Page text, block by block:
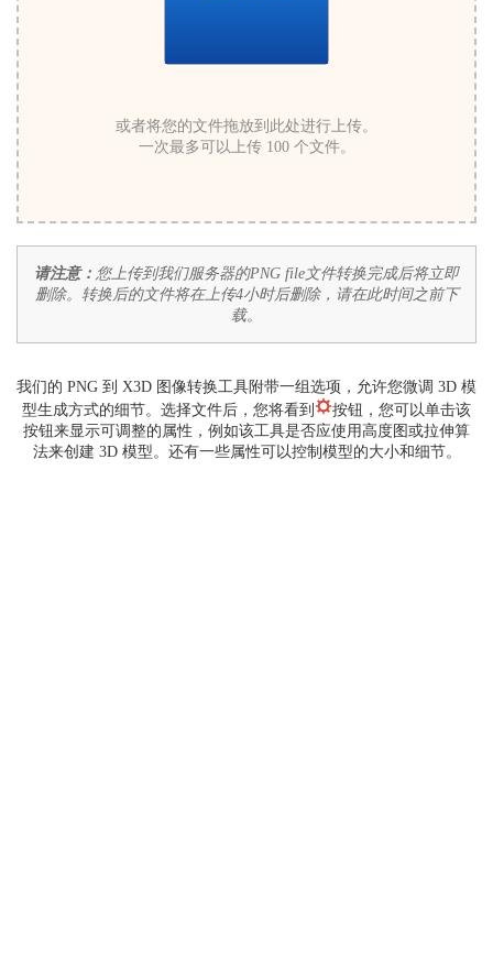
或者将您的文件拖放到此处进行上传。
一次最多可以上传 100 个文件。
请注意： 您上传到我们服务器的PNG file文件转换完成后将立即
删除。转换后的文件将在上传4小时后删除，请在此时间之前下
载。
我们的 PNG 到 X3D 图像转换工具附带一组选项，允许您微调 3D 模
型生成方式的细节。选择文件后，您将看到
按钮，您可以单击该
按钮来显示可调整的属性，例如该工具是否应使用高度图或拉伸算
法来创建 3D 模型。还有一些属性可以控制模型的大小和细节。